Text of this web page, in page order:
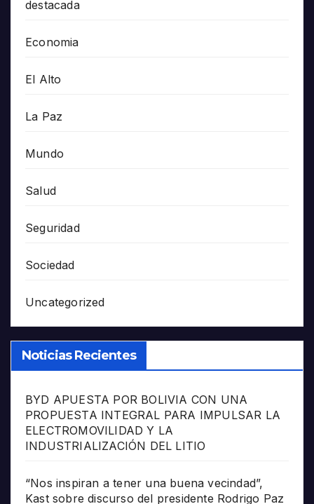
destacada
Economia
El Alto
La Paz
Mundo
Salud
Seguridad
Sociedad
Uncategorized
Noticias Recientes
BYD APUESTA POR BOLIVIA CON UNA
PROPUESTA INTEGRAL PARA IMPULSAR LA
ELECTROMOVILIDAD Y LA
INDUSTRIALIZACIÓN DEL LITIO
“Nos inspiran a tener una buena vecindad”,
Kast sobre discurso del presidente Rodrigo Paz